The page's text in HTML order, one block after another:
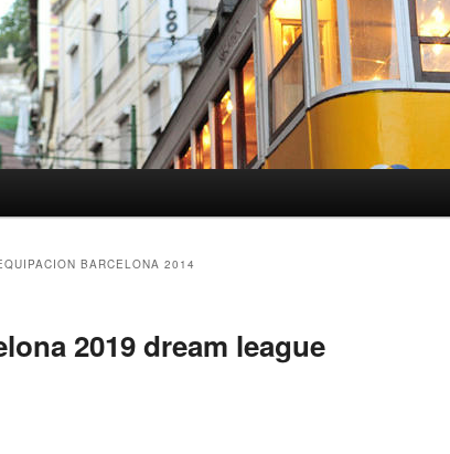
BARCELONA 2014
2019 dream league